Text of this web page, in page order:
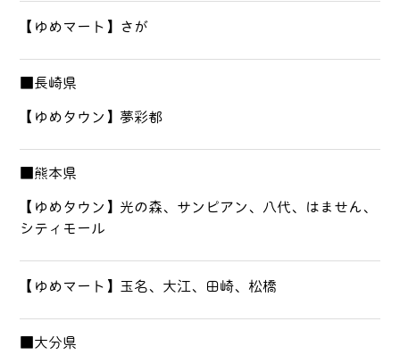
【ゆめマート】さが
■長崎県
【ゆめタウン】夢彩都
■熊本県
【ゆめタウン】光の森、サンピアン、八代、はません、
シティモール
【ゆめマート】玉名、大江、田崎、松橋
■大分県